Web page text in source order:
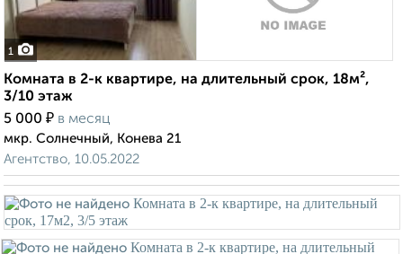
1
Комната в 2-к квартире, на длительный срок, 18м²,
3/10 этаж
5 000 ₽ в месяц
мкр. Солнечный, Конева 21
Агентство, 10.05.2022